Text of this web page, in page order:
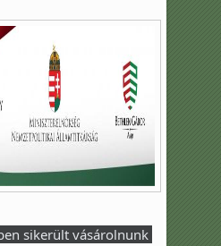
sikerült vásárolnunk